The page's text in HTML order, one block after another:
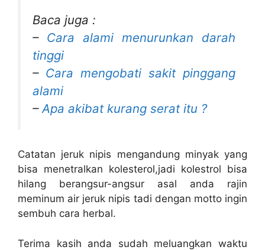
Baca juga :
– Cara alami menurunkan darah
tinggi
– Cara mengobati sakit pinggang
alami
– Apa akibat kurang serat itu ?
Catatan jeruk nipis mengandung minyak yang
bisa menetralkan kolesterol,jadi kolestrol bisa
hilang berangsur-angsur asal anda rajin
meminum air jeruk nipis tadi dengan motto ingin
sembuh cara herbal.
Terima kasih anda sudah meluangkan waktu